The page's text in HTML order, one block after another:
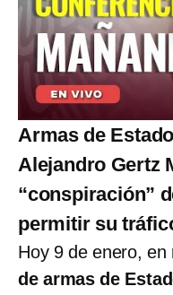
Armas de
Alejandro Gertz
“conspiración”
permitir su
Hoy 9 de enero, en
de armas de